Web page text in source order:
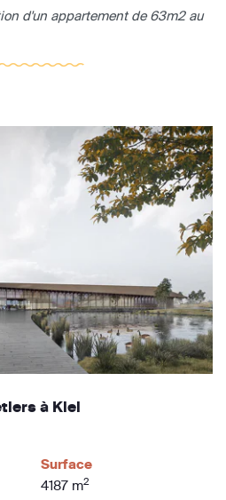
d'un appartement de 63m2 au
à Kiel
Surface
4187 m2